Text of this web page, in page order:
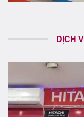
DỊCH